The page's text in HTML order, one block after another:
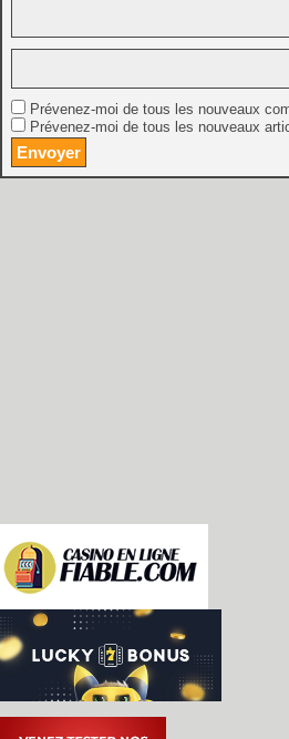
Prévenez-moi de tous les nouveaux
Prévenez-moi de tous les nouveaux